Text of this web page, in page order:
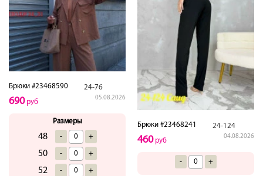
Брюки #23468590 24-76
05.08.2026
690руб
Размеры
48 - +
50 - +
52 - +
Брюки #23468241 24-124
04.08.2026
460руб
- +